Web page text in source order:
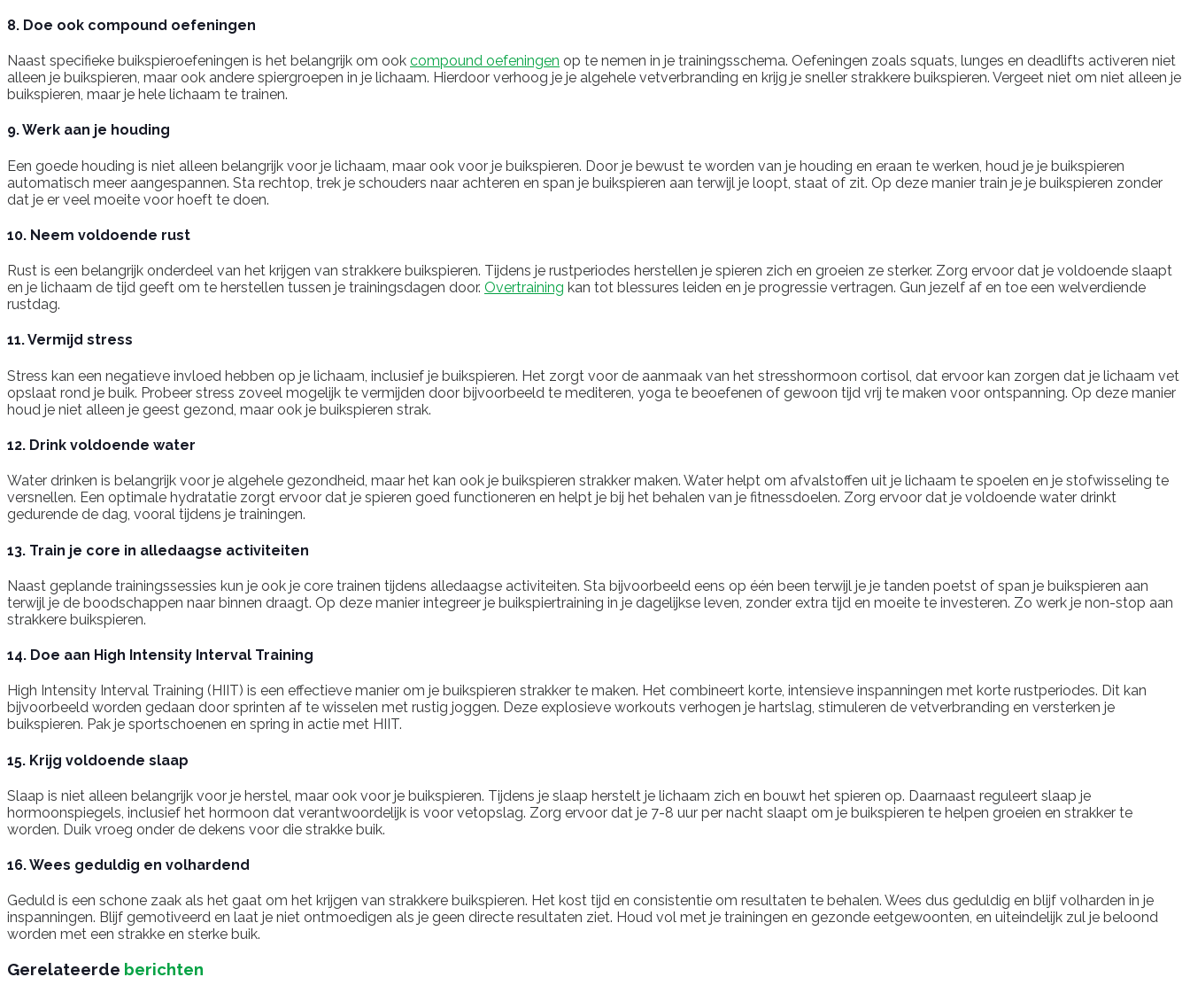
8. Doe ook compound oefeningen
Naast specifieke buikspieroefeningen is het belangrijk om ook compound oefeningen op te nemen in je trainingsschema. Oefeningen zoals squats, lunges en deadlifts activeren niet
alleen je buikspieren, maar ook andere spiergroepen in je lichaam. Hierdoor verhoog je je algehele vetverbranding en krijg je sneller strakkere buikspieren. Vergeet niet om niet alleen je
buikspieren, maar je hele lichaam te trainen.
9. Werk aan je houding
Een goede houding is niet alleen belangrijk voor je lichaam, maar ook voor je buikspieren. Door je bewust te worden van je houding en eraan te werken, houd je je buikspieren
automatisch meer aangespannen. Sta rechtop, trek je schouders naar achteren en span je buikspieren aan terwijl je loopt, staat of zit. Op deze manier train je je buikspieren zonder
dat je er veel moeite voor hoeft te doen.
10. Neem voldoende rust
Rust is een belangrijk onderdeel van het krijgen van strakkere buikspieren. Tijdens je rustperiodes herstellen je spieren zich en groeien ze sterker. Zorg ervoor dat je voldoende slaapt
en je lichaam de tijd geeft om te herstellen tussen je trainingsdagen door. Overtraining kan tot blessures leiden en je progressie vertragen. Gun jezelf af en toe een welverdiende
rustdag.
11. Vermijd stress
Stress kan een negatieve invloed hebben op je lichaam, inclusief je buikspieren. Het zorgt voor de aanmaak van het stresshormoon cortisol, dat ervoor kan zorgen dat je lichaam vet
opslaat rond je buik. Probeer stress zoveel mogelijk te vermijden door bijvoorbeeld te mediteren, yoga te beoefenen of gewoon tijd vrij te maken voor ontspanning. Op deze manier
houd je niet alleen je geest gezond, maar ook je buikspieren strak.
12. Drink voldoende water
Water drinken is belangrijk voor je algehele gezondheid, maar het kan ook je buikspieren strakker maken. Water helpt om afvalstoffen uit je lichaam te spoelen en je stofwisseling te
versnellen. Een optimale hydratatie zorgt ervoor dat je spieren goed functioneren en helpt je bij het behalen van je fitnessdoelen. Zorg ervoor dat je voldoende water drinkt
gedurende de dag, vooral tijdens je trainingen.
13. Train je core in alledaagse activiteiten
Naast geplande trainingssessies kun je ook je core trainen tijdens alledaagse activiteiten. Sta bijvoorbeeld eens op één been terwijl je je tanden poetst of span je buikspieren aan
terwijl je de boodschappen naar binnen draagt. Op deze manier integreer je buikspiertraining in je dagelijkse leven, zonder extra tijd en moeite te investeren. Zo werk je non-stop aan
strakkere buikspieren.
14. Doe aan High Intensity Interval Training
High Intensity Interval Training (HIIT) is een effectieve manier om je buikspieren strakker te maken. Het combineert korte, intensieve inspanningen met korte rustperiodes. Dit kan
bijvoorbeeld worden gedaan door sprinten af ​​te wisselen met rustig joggen. Deze explosieve workouts verhogen je hartslag, stimuleren de vetverbranding en versterken je
buikspieren. Pak je sportschoenen en spring in actie met HIIT.
15. Krijg voldoende slaap
Slaap is niet alleen belangrijk voor je herstel, maar ook voor je buikspieren. Tijdens je slaap herstelt je lichaam zich en bouwt het spieren op. Daarnaast reguleert slaap je
hormoonspiegels, inclusief het hormoon dat verantwoordelijk is voor vetopslag. Zorg ervoor dat je 7-8 uur per nacht slaapt om je buikspieren te helpen groeien en strakker te
worden. Duik vroeg onder de dekens voor die strakke buik.
16. Wees geduldig en volhardend
Geduld is een schone zaak als het gaat om het krijgen van strakkere buikspieren. Het kost tijd en consistentie om resultaten te behalen. Wees dus geduldig en blijf volharden in je
inspanningen. Blijf gemotiveerd en laat je niet ontmoedigen als je geen directe resultaten ziet. Houd vol met je trainingen en gezonde eetgewoonten, en uiteindelijk zul je beloond
worden met een strakke en sterke buik.
Gerelateerde berichten